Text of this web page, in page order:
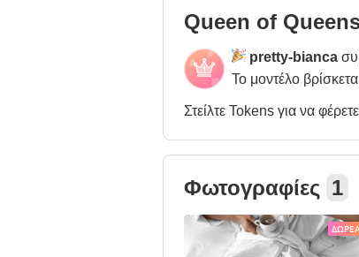
Queen of
pretty-bianca
Το μοντέλο
Στείλτε Tokens για να φέρετε
Φωτογραφίες 1